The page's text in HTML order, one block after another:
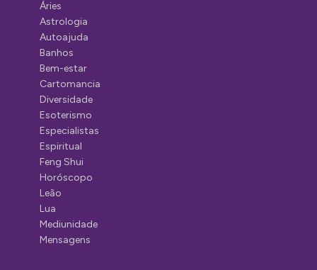
Áries
Astrologia
Autoajuda
Banhos
Bem-estar
Cartomancia
Diversidade
Esoterismo
Especialistas
Espiritual
Feng Shui
Horóscopo
Leão
Lua
Mediunidade
Mensagens